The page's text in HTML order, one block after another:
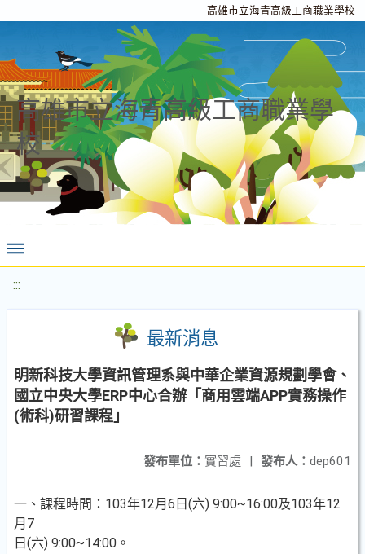
高雄市立海青高級工商職業學校
高雄市立海青高級工商職業學
校
:::
最新消息
明新科技大學資訊管理系與中華企業資源規劃學會、
國立中央大學ERP中心合辦「商用雲端APP實務操作
(術科)研習課程」
發布人： dep601
發布單位： 實習處 |
一、課程時間：103年12月6日(六) 9:00~16:00及103年12
月7
日(六) 9:00~14:00。